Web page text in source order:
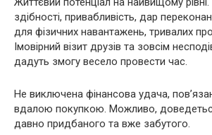
здібності, привабливість, дар
для фізичних навантажень, тривалих
Імовірний візит друзів та зовсім
дадуть змогу весело провести час.
Не виключена фінансова удача,
вдалою покупкою. Можливо,
давно придбаного та вже забутого.